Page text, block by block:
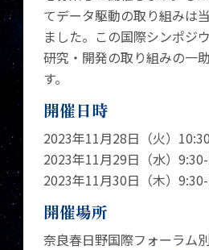
てデータ駆動の取り組みは
ました。この国際シンポジ
研究・開発の取り組みの一
す。
開催日時
2023年11月28日（火）
2023年11月29日（水）
2023年11月30日（木）
開催場所
奈良春日野国際フォーラム